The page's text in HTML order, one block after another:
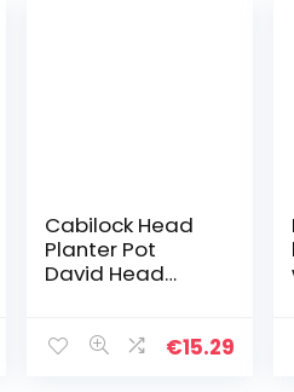
Cabilock Head
Planter Pot
David Head
Cactus Planter
€15.29